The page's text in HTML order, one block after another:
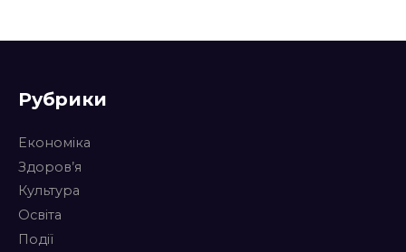
Рубрики
Економіка
Здоров’я
Культура
Освіта
Події